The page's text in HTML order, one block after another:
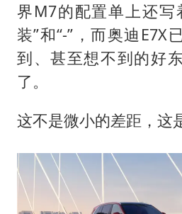
界M7的配置单上还写
装”和“-”，而奥迪E7X
到、甚至想不到的好
了。
这不是微小的差距，这